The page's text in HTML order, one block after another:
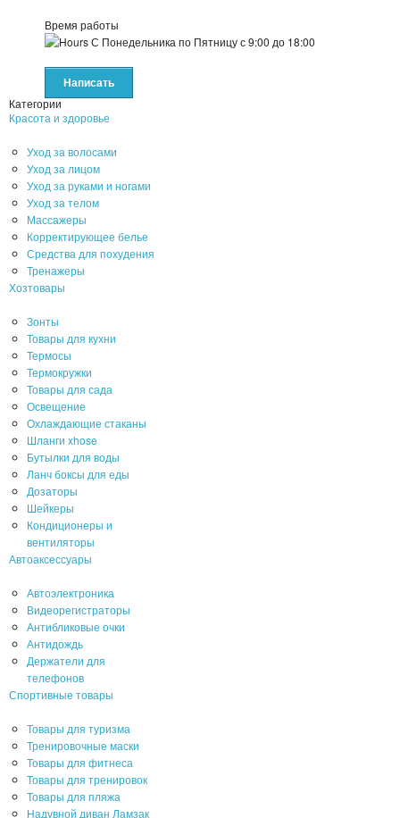
Время работы
С Понедельника по Пятницус 9:00 до 18:00
Написать
Категории
Красота и здоровье
Уход за волосами
Уход за лицом
Уход за руками и ногами
Уход за телом
Массажеры
Корректирующее белье
Средства для похудения
Тренажеры
Хозтовары
Зонты
Товары для кухни
Термосы
Термокружки
Товары для сада
Освещение
Охлаждающие стаканы
Шланги xhose
Бутылки для воды
Ланч боксы для еды
Дозаторы
Шейкеры
Кондиционеры и
вентиляторы
Автоаксессуары
Автоэлектроника
Видеорегистраторы
Антибликовые очки
Антидождь
Держатели для
телефонов
Спортивные товары
Товары для туризма
Тренировочные маски
Товары для фитнеса
Товары для тренировок
Товары для пляжа
Надувной диван Ламзак